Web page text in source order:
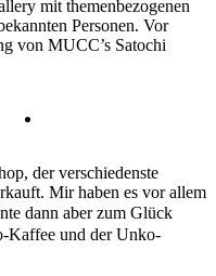
mit themenbezogenen
Personen. Vor
von MUCC’s Satochi
der verschiedenste
Mir haben es vor allem
dann aber zum Glück
Kaffee und der Unko-